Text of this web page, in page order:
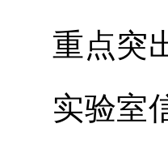
重点突
实验室